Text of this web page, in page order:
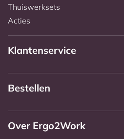
Thuiswerksets
Acties
Klantenservice
Bestellen
Over Ergo2Work